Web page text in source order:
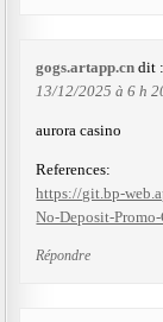
gogs.artapp.cn dit :
13/12/2025 à 6 h
aurora casino
References:
https://git.bp-
No-Deposit-
Répondre